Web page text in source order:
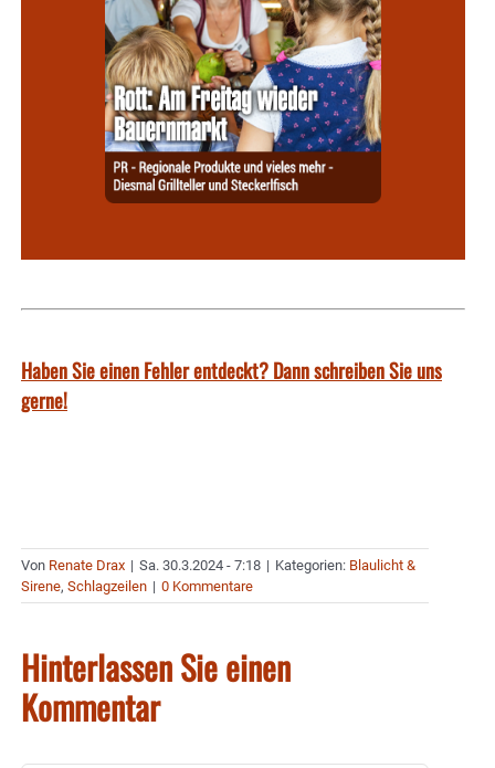
Haben Sie einen Fehler entdeckt? Dann schreiben Sie uns
gerne!
Von Renate Drax | Sa. 30.3.2024 - 7:18 | Kategorien: Blaulicht &
Sirene, Schlagzeilen | 0 Kommentare
Hinterlassen Sie einen
Kommentar